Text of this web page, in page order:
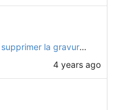
Modification de tous les tubes pour supprimer la gravure des références
4 years ago